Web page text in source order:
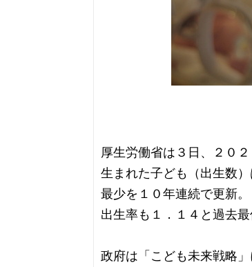
厚生労働省は３日、２０
生まれた子ども（出生数
最少を１０年連続で更新
出生率も１．１４と過去最
政府は「こども未来戦略